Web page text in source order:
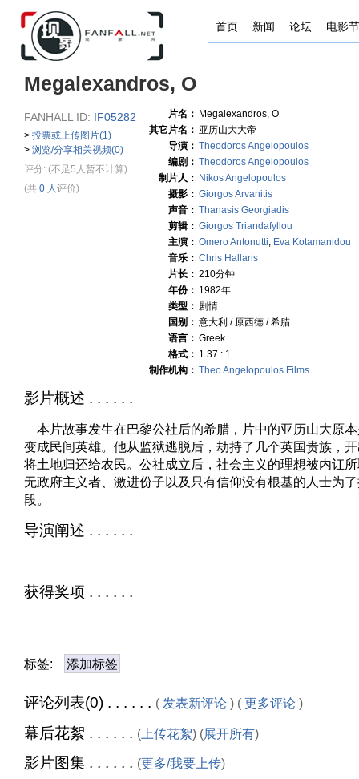
首页 新闻 论坛 电影节
Megalexandros, O
FANHALL ID: IF05282
> 投票或上传图片(1)
> 浏览/分享相关视频(0)
评分: (不足5人暂不计算)
(共 0 人评价)
片名： Megalexandros, O
其它片名： 亚历山大大帝
导演： Theodoros Angelopoulos
编剧： Theodoros Angelopoulos
制片人： Nikos Angelopoulos
摄影： Giorgos Arvanitis
声音： Thanasis Georgiadis
剪辑： Giorgos Triandafyllou
主演： Omero Antonutti, Eva Kotamanidou
音乐： Chris Hallaris
片长： 210分钟
年份： 1982年
类型： 剧情
国别： 意大利 / 原西德 / 希腊
语言： Greek
格式： 1.37 : 1
制作机构： Theo Angelopoulos Films
影片概述 . . . . . .
本片故事发生在巴黎公社后的希腊，片中的亚历山大原
变成民间英雄。他从监狱逃脱后，劫持了几个英国贵族，开
将土地归还给农民。公社成立后，社会主义的理想被内讧
无政府主义者、激进份子以及只有信仰没有根基的人士为
段。
导演阐述 . . . . . .
获得奖项 . . . . . .
标签: 添加标签
评论列表(0) . . . . . . ( 发表新评论 ) ( 更多评论 )
幕后花絮 . . . . . . ( 上传花絮) (展开所有)
影片图集 . . . . . . (更多/我要上传)